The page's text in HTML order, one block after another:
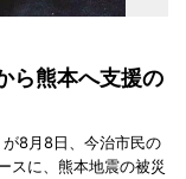
ら熊本へ支援の
8月8日、今治市民の
スに、熊本地震の被災